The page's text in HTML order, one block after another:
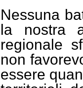
Nessuna
la nostra
regionale
non
essere